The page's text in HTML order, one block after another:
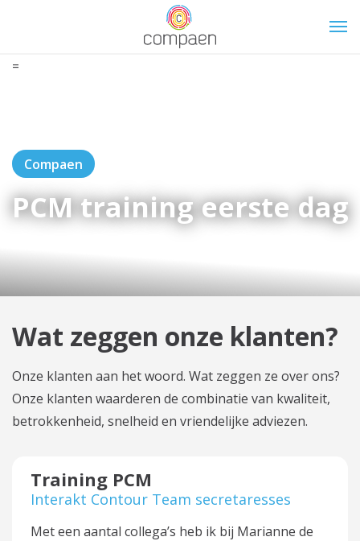
=
Compaen
PCM training eerste dag
Wat zeggen onze klanten?
Onze klanten aan het woord. Wat zeggen ze over ons?
Onze klanten waarderen de combinatie van kwaliteit,
betrokkenheid, snelheid en vriendelijke adviezen.
Training PCM
Interakt Contour Team secretaresses
Met een aantal collega’s heb ik bij Marianne de